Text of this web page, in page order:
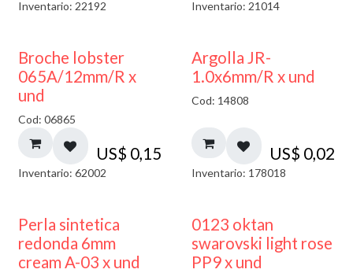
Inventario: 22192 Inventario: 21014
Broche lobster
065A/12mm/R x
und
Cod: 06865
US$ 0,15
Inventario: 62002
Argolla JR-
1.0x6mm/R x und
Cod: 14808
US$ 0,02
Inventario: 178018
Perla sintetica
redonda 6mm
cream A-03 x und
0123 oktan
swarovski light rose
PP9 x und